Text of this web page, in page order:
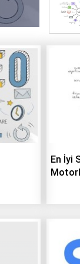
En İyi